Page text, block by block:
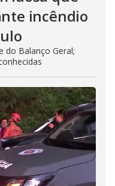
incêndio
do Balanço Geral;